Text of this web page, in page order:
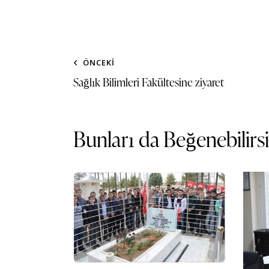
ÖNCEKI
Sağlık Bilimleri Fakültesine ziyaret
Bunları da